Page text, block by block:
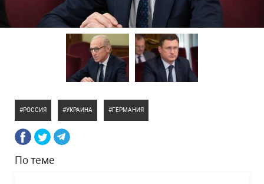
РОССИЯ УКРАИНА ГЕРМАНИЯ
По теме